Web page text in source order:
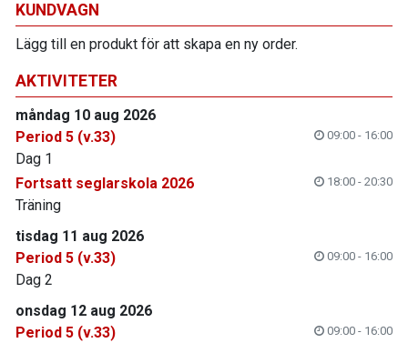
KUNDVAGN
Lägg till en produkt för att skapa en ny order.
AKTIVITETER
måndag 10 aug 2026
Period 5 (v.33)
09:00 - 16:00
Dag 1
Fortsatt seglarskola 2026
18:00 - 20:30
Träning
tisdag 11 aug 2026
Period 5 (v.33)
09:00 - 16:00
Dag 2
onsdag 12 aug 2026
Period 5 (v.33)
09:00 - 16:00